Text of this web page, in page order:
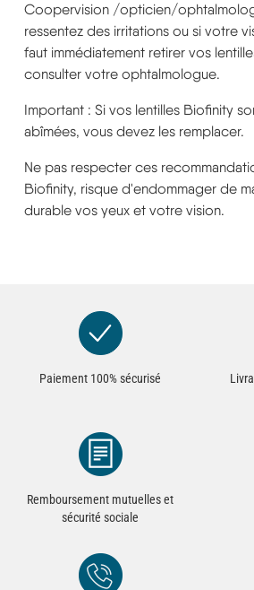
Coopervision /opticien/
ressentez des irritations ou si votre
faut immédiatement retirer vos
consulter votre ophtalmologue.
Important : Si vos lentilles Biofinity
abîmées, vous devez les remplacer.
Ne pas respecter ces
Biofinity, risque d'endommager de
durable vos yeux et votre vision.
Paiement 100% sécurisé
Remboursement mutuelles et
sécurité sociale